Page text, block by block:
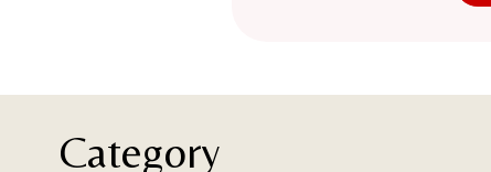
Category